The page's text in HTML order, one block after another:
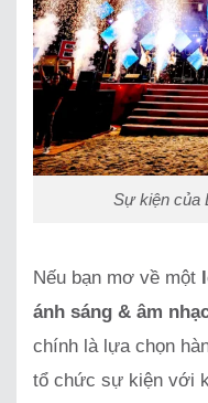
Sự kiện của
Nếu bạn mơ về một
ánh sáng & âm
chính là lựa chọn
tổ chức sự kiện với